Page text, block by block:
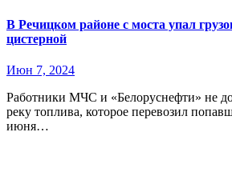
В Речицком районе с моста упал
цистерной
Июн 7, 2024
Работники МЧС и «Белоруснефти» не допустили попадания в
реку топлива, которое перевозил
июня…